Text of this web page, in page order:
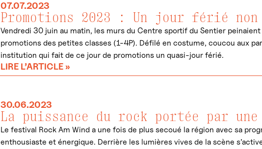
07.07.2023
Promotions 2023 : Un jour férié
Vendredi 30 juin au matin, les murs du Centre sportif du Sentier
promotions des petites classes (1-4P). Défilé en costume, coucou aux
institution qui fait de ce jour de promotions un quasi-jour férié.
LIRE L’ARTICLE »
30.06.2023
La puissance du rock portée par une
Le festival Rock Am Wind a une fois de plus secoué la région avec sa
enthousiaste et énergique. Derrière les lumières vives de la scène